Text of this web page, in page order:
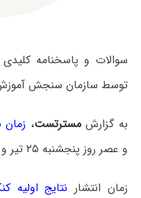
توسط سازمان سنجش
به گزارشمسترتست، زمان
و عصر روز پنجشنبه ۲۵ تیر و صبح روز جمعه ۲۶ تیرماه ۱۴۰۵ بود.
زمان انتشار نتایج اولیه